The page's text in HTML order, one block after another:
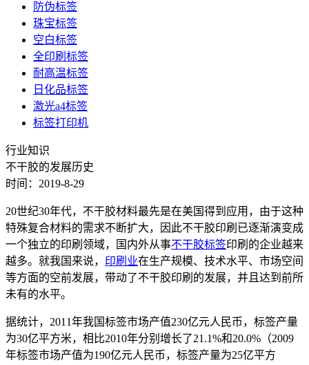
防伪标签
珠宝标签
空白标签
全印刷标签
耐高温标签
日化品标签
激光a4标签
标签打印机
行业知识
不干胶的发展历史
时间：2019-8-29
20世纪30年代，不干胶材料最先是在美国得到应用，由于这种
特殊复合材料的需求不断扩大，因此不干胶印刷已逐渐演变成
一个独立的印刷领域，国内外从事不干胶标签印刷的企业越来
越多。就我国来说， 印刷业在生产规模、技术水平、市场空间
等方面的空前发展，带动了不干胶印刷的发展，并且达到前所
未有的水平。
据统计，2011年我国标签市场产值230亿元人民币，标签产量
为30亿平方米，相比2010年分别增长了21.1%和20.0%（2009
年标签市场产值为190亿元人民币，标签产量为25亿平方